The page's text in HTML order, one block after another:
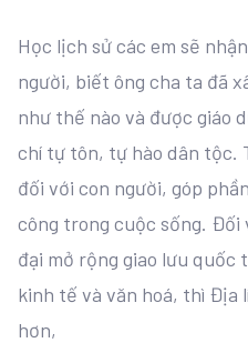
Học lịch sử các em sẽ
người, biết ông cha ta đã
như thế nào và được giáo
chí tự tôn, tự hào dân tộc.
đối với con người, góp
công trong cuộc sống.
đại mở rộng giao lưu quốc
kinh tế và văn hoá, thì Địa
hơn,